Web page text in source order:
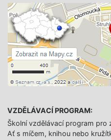
VZDĚLÁVACÍ PROGRAM:
Školní vzdělávací program pro
Ať s míčem, knihou nebo